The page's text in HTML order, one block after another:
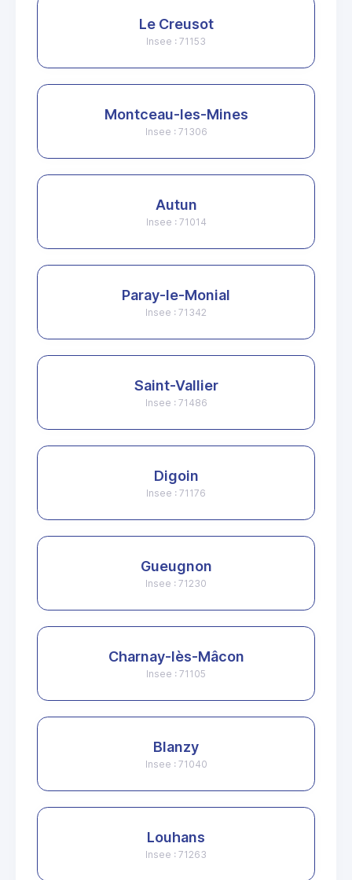
Le Creusot
Insee : 71153
Montceau-les-Mines
Insee : 71306
Autun
Insee : 71014
Paray-le-Monial
Insee : 71342
Saint-Vallier
Insee : 71486
Digoin
Insee : 71176
Gueugnon
Insee : 71230
Charnay-lès-Mâcon
Insee : 71105
Blanzy
Insee : 71040
Louhans
Insee : 71263